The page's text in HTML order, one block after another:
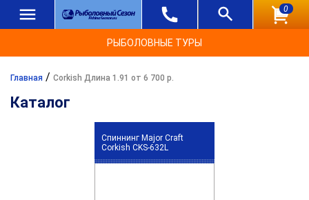
0
РЫБОЛОВНЫЕ ТУРЫ
Главная / Corkish Длина 1.91 от 6 700 р.
Каталог
Спиннинг Major Craft
Corkish CKS-632L